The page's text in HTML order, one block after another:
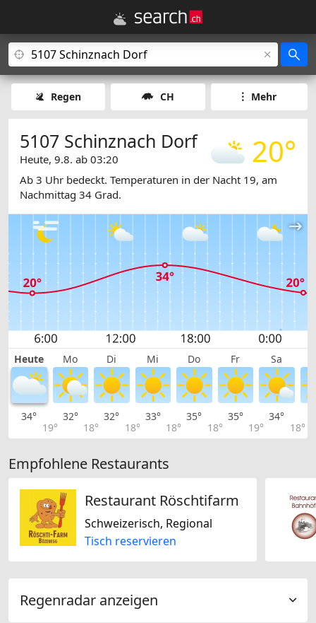
Regen CH Mehr
20°
5107 Schinznach Dorf
Heute, 9.8. ab 03:20
Ab 3 Uhr bedeckt. Temperaturen in der Nacht 19, am
Nachmittag 34 Grad.
Heute Mo Di Mi Do Fr Sa
34°
19°
32°
18°
32°
18°
33°
18°
35°
18°
35°
19°
34°
18°
Empfohlene Restaurants
Restaurant Röschtifarm
Schweizerisch, Regional
Tisch reservieren
Regenradar anzeigen